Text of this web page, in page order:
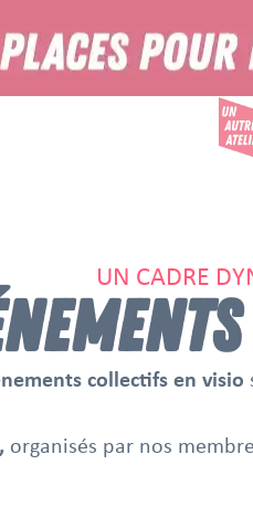
UN CADRE
collectifs en visio
organisés par nos